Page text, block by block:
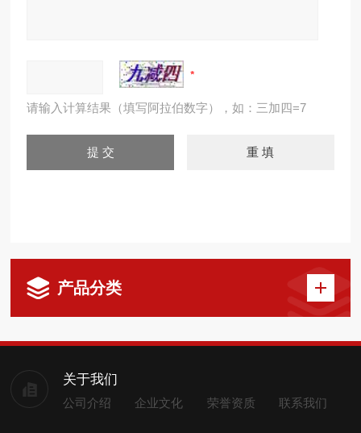
请输入计算结果（填写阿拉伯数字），如：三加四=7
产品分类
关于我们
公司介绍 企业文化 荣誉资质 联系我们